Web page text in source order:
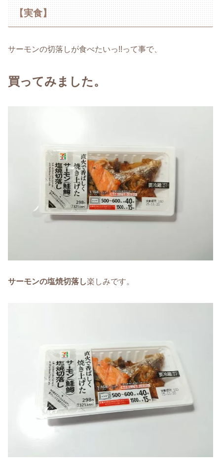
【実食】
サーモンの切落しが食べたいっ!!って事で、
買ってみました。
サーモンの塩焼切落し楽しみです。